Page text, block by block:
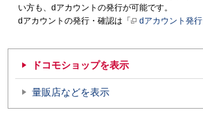
い方も、dアカウントの発行が可能です。
dアカウントの発行・確認は「
dアカウント発行
ドコモショップを表示
量販店などを表示